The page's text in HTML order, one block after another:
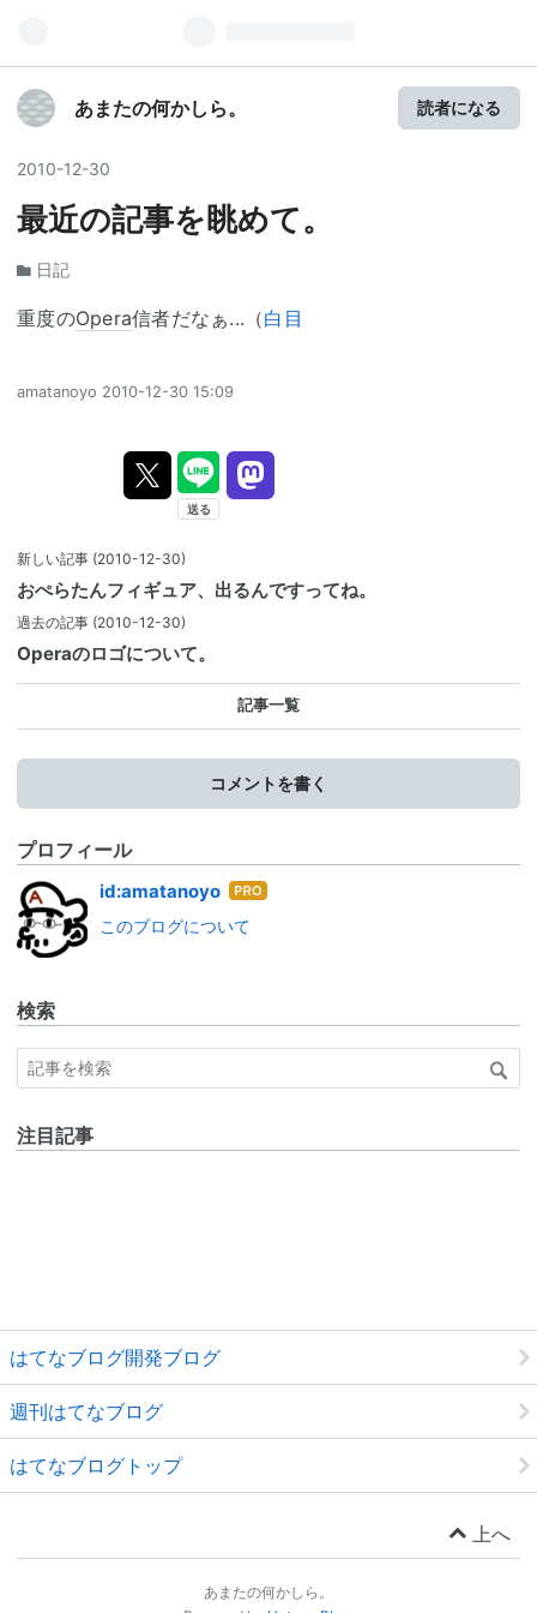
あまたの何かしら。 読者になる
2010-12-30
最近の記事を眺めて。
日記
重度のOpera信者だなぁ...（白目
amatanoyo 2010-12-30 15:09
新しい記事 (2010-12-30)
おぺらたんフィギュア、出るんですってね。
過去の記事 (2010-12-30)
Operaのロゴについて。
記事一覧
コメントを書く
プロフィール
id:amatanoyo はて
ログ
このブログについて
検索
注目記事
はてなブログ開発ブログ
週刊はてなブログ
はてなブログトップ
上へ
あまたの何かしら。